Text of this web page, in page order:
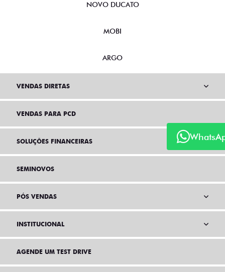
NOVO DUCATO
MOBI
ARGO
VENDAS DIRETAS
VENDAS PARA PCD
SOLUÇÕES FINANCEIRAS
SEMINOVOS
PÓS VENDAS
INSTITUCIONAL
AGENDE UM TEST DRIVE